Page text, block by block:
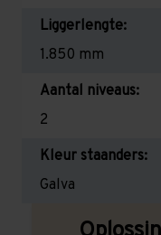
Liggerlengte:
1.850 mm
Aantal niveaus:
2
Kleur staanders:
Galva